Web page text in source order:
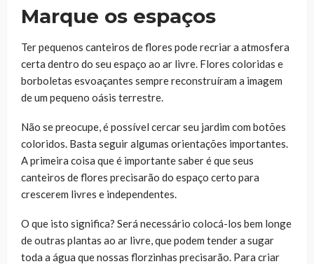
Marque os espaços
Ter pequenos canteiros de flores pode recriar a atmosfera
certa dentro do seu espaço ao ar livre. Flores coloridas e
borboletas esvoaçantes sempre reconstruíram a imagem
de um pequeno oásis terrestre.
Não se preocupe, é possível cercar seu jardim com botões
coloridos. Basta seguir algumas orientações importantes.
A primeira coisa que é importante saber é que seus
canteiros de flores precisarão do espaço certo para
crescerem livres e independentes.
O que isto significa? Será necessário colocá-los bem longe
de outras plantas ao ar livre, que podem tender a sugar
toda a água que nossas florzinhas precisarão. Para criar